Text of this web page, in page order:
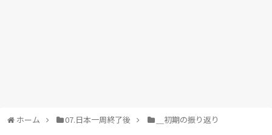
ホーム 07.日本一周終了後 ＿初期の振り返り